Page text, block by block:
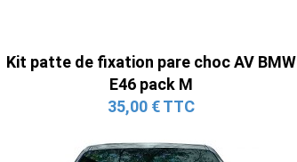
Kit patte de fixation pare choc AV BMW
E46 pack M
35,00 € TTC